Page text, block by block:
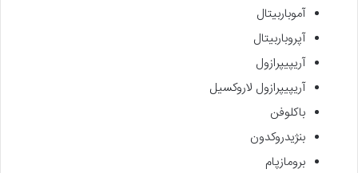
آموباربیتال
آپروباربیتال
آریپیپرازول
آریپیپرازول لاروکسیل
باکلوفن
بنژیدروکدون
برومازپام